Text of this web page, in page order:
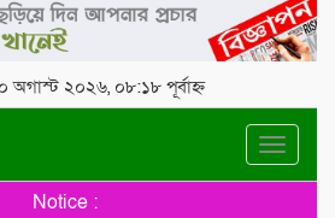
অগাস্ট ২০২৬, ০৮:১৮ পূর্বাহ্ন
Toggle
Notice :